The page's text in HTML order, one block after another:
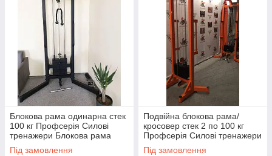
Блокова рама одинарна стек
100 кг Профсерія Силові
тренажери Блокова рама
кросовер
Під замовлення
Подвійна блокова рама/
кросовер стек 2 по 100 кг
Профсерія Силові тренажери
Блокова рама
Під замовлення